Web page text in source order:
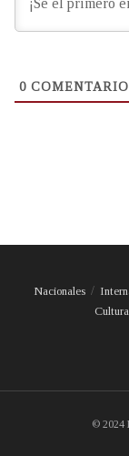
0
Nacionales
Cultura
© 2024